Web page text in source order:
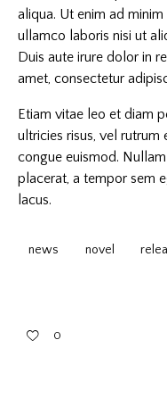
aliqua. Ut enim ad
ullamco laboris nisi ut
Duis aute irure dolor in
amet, consectetur
Etiam vitae leo et diam
ultricies risus, vel rutrum
congue euismod.
placerat, a tempor sem
lacus.
news novel
0